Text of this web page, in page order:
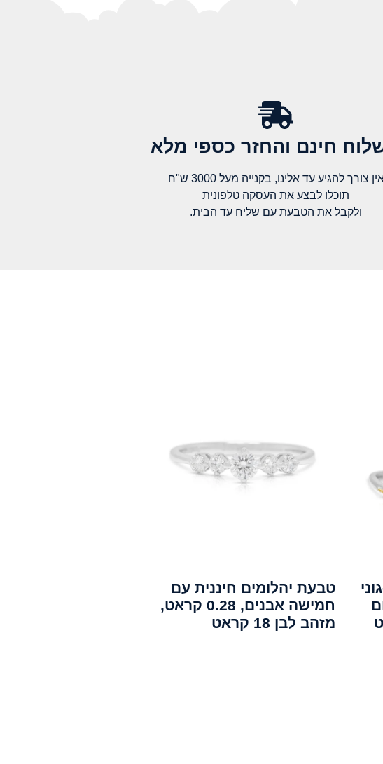
חינם והחזר כספי מלא​
צורך להגיע עד אלינו, בקנייה מעל 3000 ש"ח
תוכלו לבצע את העסקה טלפונית
ולקבל את הטבעת עם שליח עד הבית.
טבעת יהלומים חיננית עם
חמישה אבנים, 0.28 קראט,
מזהב לבן 18 קראט